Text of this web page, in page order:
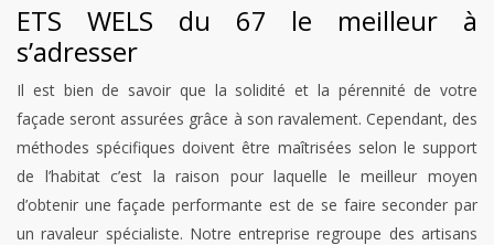
ETS WELS du 67 le meilleur à
s’adresser
Il est bien de savoir que la solidité et la pérennité de votre
façade seront assurées grâce à son ravalement. Cependant, des
méthodes spécifiques doivent être maîtrisées selon le support
de l’habitat c’est la raison pour laquelle le meilleur moyen
d’obtenir une façade performante est de se faire seconder par
un ravaleur spécialiste. Notre entreprise regroupe des artisans